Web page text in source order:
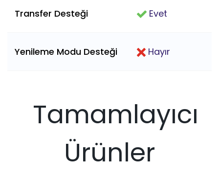
Transfer Desteği Evet
Yenileme Modu Desteği Hayır
Tamamlayıcı
Ürünler